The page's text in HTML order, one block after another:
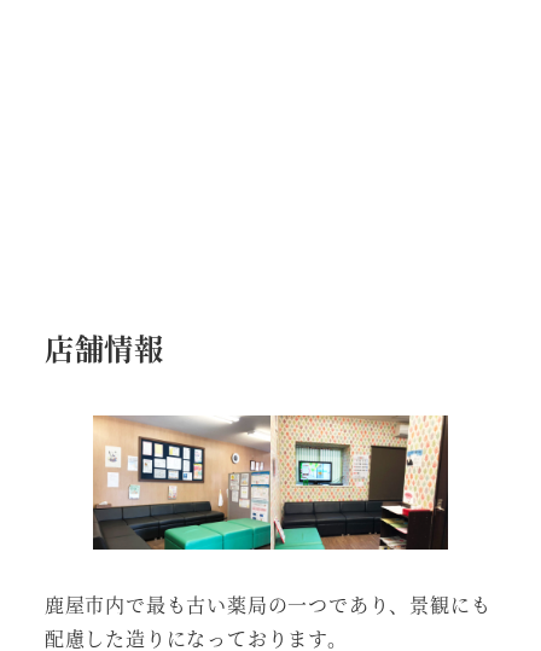
店舗情報
鹿屋市内で最も古い薬局の一つであり、景観にも
配慮した造りになっております。